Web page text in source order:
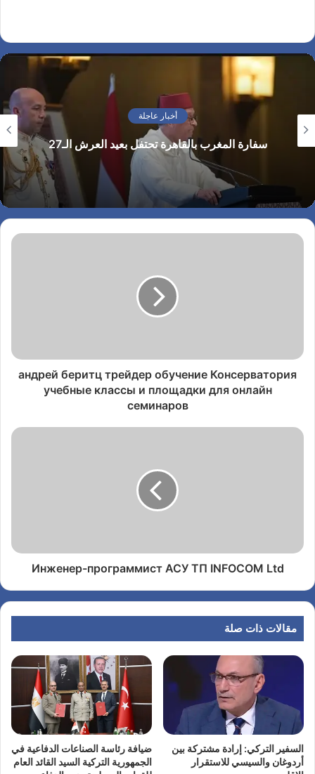
самая важная
информация о торговле с
брокером ИнстаФорекс.
У нас представлена как
аналитика от ведущих
экспертов для опытных
трейдеров, так и
описание торговых
условий для новичков.
Вы можете подписаться
только…
الرئيس الأمريكي يهنئ الملك محمد السادس بمناسبة
العيد الوطني للمغرب ويجدد تأكيد موقف بلاده الداعم
لمغربية الصحراء
андрей беритц трейдер обучение Консерватория
учебные классы и площадки для онлайн
семинаров
Инженер-программист АСУ ТП INFOCOM Ltd
مقالات ذات صلة
السفير التركي: إرادة مشتركة بين
أردوغان والسيسي للاستقرار
ضيافة رئاسة الصناعات الدفاعية في
الجمهورية التركية السيد القائد العام